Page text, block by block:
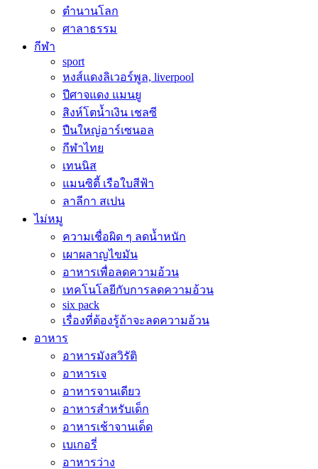
ตำนานโลก
ศาลาธรรม
กีฬา
sport
หงส์แดงลิเวอร์พูล, liverpool
ปีศาจแดง แมนยู
สิงห์โตน้ำเงิน เชลซี
ปืนใหญ่อาร์เซนอล
กีฬาไทย
เทนนิส
แมนซิตี้ เรือใบสีฟ้า
ลาลีกา สเปน
ไม่หมู
ความเชื่อผิด ๆ ลดน้ำหนัก
เผาผลาญไขมัน
อาหารเพื่อลดความอ้วน
เทคโนโลยีกับการลดความอ้วน
six pack
เรื่องที่ต้องรู้ถ้าจะลดความอ้วน
อาหาร
อาหารมังสวิรัติ
อาหารเจ
อาหารจานเดียว
อาหารสำหรับเด็ก
อาหารเช้าจานเด็ด
เบเกอรี่
อาหารว่าง